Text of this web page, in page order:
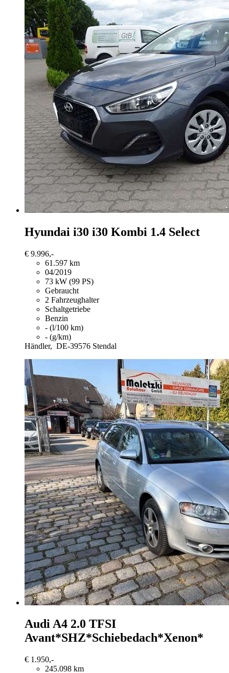
Hyundai i30 i30 Kombi 1.4 Select
€ 9.996,-
61.597 km
04/2019
73 kW (99 PS)
Gebraucht
2 Fahrzeughalter
Schaltgetriebe
Benzin
- (l/100 km)
- (g/km)
Händler, DE-39576 Stendal
Audi A4 2.0 TFSI
Avant*SHZ*Schiebedach*Xenon*
€ 1.950,-
245.098 km